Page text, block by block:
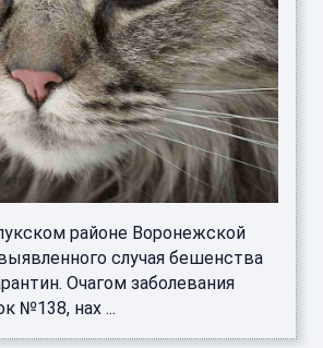
районе Воронежской
случая бешенства
Очагом заболевания
№138, нах ...